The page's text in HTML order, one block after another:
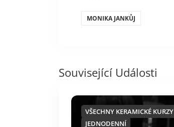
MONIKA JANKŮJ
Související Události
VŠECHNY KERAMICKÉ KURZY
JEDNODENNÍ